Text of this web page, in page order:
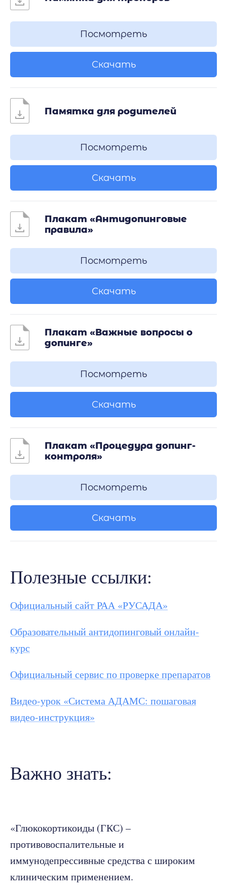
Посмотреть
Скачать
Памятка для родителей
Посмотреть
Скачать
Плакат «Антидопинговые
правила»
Посмотреть
Скачать
Плакат «Важные вопросы о
допинге»
Посмотреть
Скачать
Плакат «Процедура допинг-
контроля»
Посмотреть
Скачать
Полезные ссылки:
Официальный сайт РАА «РУСАДА»
Образовательный антидопинговый онлайн-
курс
Официальный сервис по проверке препаратов
Видео-урок «Система АДАМС: пошаговая
видео-инструкция»
Важно знать:
«Глюкокортикоиды (ГКС) –
противовоспалительные и
иммунодепрессивные средства с широким
клиническим применением.